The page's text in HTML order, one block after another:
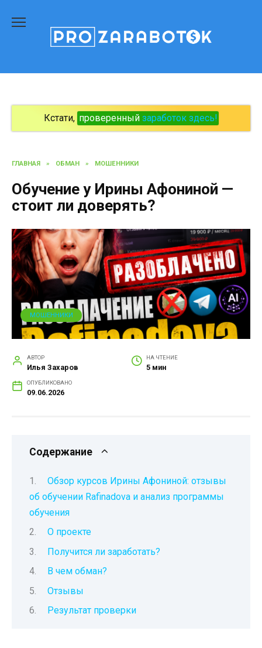
содержанию
Кстати, проверенный заработок здесь!
ГЛАВНАЯ » ОБМАН » МОШЕННИКИ
Обучение у Ирины Афониной —
стоит ли доверять?
МОШЕННИКИ
АВТОР
Илья Захаров
НА ЧТЕНИЕ
5 мин
ОПУБЛИКОВАНО
09.06.2026
Содержание
Обзор курсов Ирины Афониной: отзывы
об обучении Rafinadova и анализ программы
обучения
О проекте
Получится ли заработать?
В чем обман?
Отзывы
Результат проверки